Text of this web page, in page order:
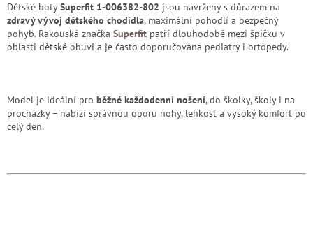
Dětské botySuperfit 1-006382-802 jsou navrženy s důrazem na
zdravý vývoj dětského chodidla, maximální pohodlí a bezpečný
pohyb. Rakouská značka Superfit patří dlouhodobě mezi špičku v
oblasti dětské obuvi a je často doporučována pediatry i ortopedy.
Model je ideální pro běžné každodenní nošení, do školky, školy i na
procházky – nabízí správnou oporu nohy, lehkost a vysoký komfort po
celý den.